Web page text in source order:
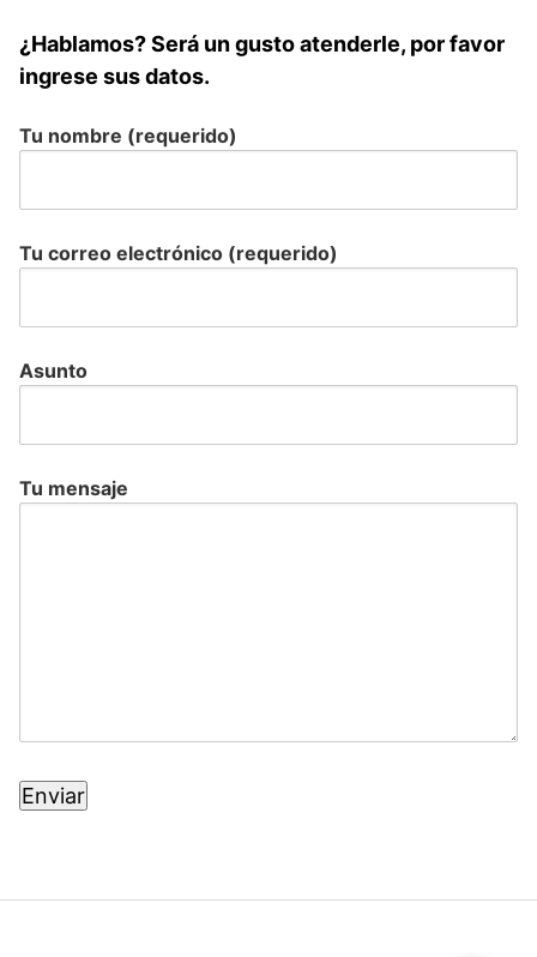
¿Hablamos? Será un gusto atenderle, por favor
ingrese sus datos.
Tu nombre (requerido)
Tu correo electrónico (requerido)
Asunto
Tu mensaje